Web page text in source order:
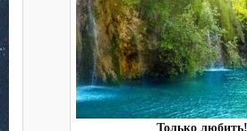
Только